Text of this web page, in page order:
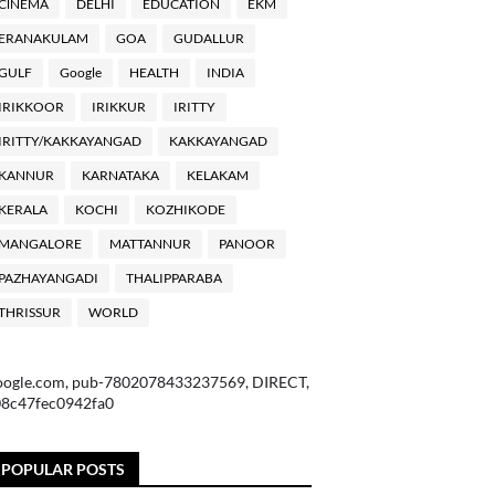
DELHI EDUCATION EKM
GOA GUDALLUR
Google HEALTH INDIA
IRIKKUR IRITTY
KAKKAYANGAD KAKKAYANGAD
KARNATAKA KELAKAM
KOCHI KOZHIKODE
MATTANNUR PANOOR
THALIPPARABA
WORLD
pub-7802078433237569, DIRECT,
POPULAR POSTS